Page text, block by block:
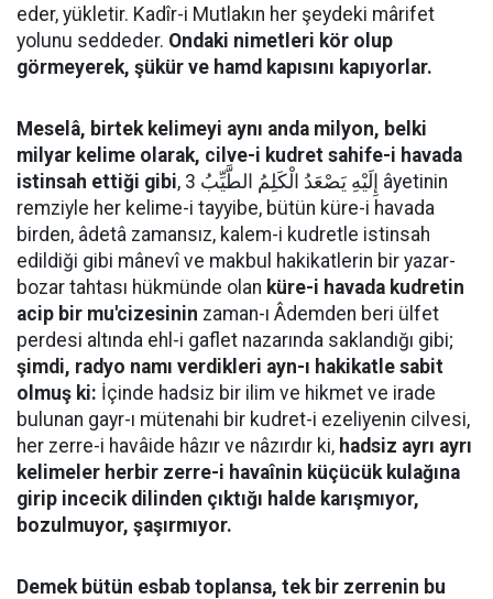
eder, yükletir. Kadîr-i Mutlakın her şeydeki mârifet
yolunu seddeder. Ondaki nimetleri kör olup
görmeyerek, şükür ve hamd kapısını kapıyorlar.
Meselâ, birtek kelimeyi aynı anda milyon, belki
milyar kelime olarak, cilve-i kudret sahife-i havada
istinsah ettiği gibi, إِلَيْهِ يَصْعَدُ الْكَلِمُ الطَّيِّبُ 3 âyetinin
remziyle her kelime-i tayyibe, bütün küre-i havada
birden, âdetâ zamansız, kalem-i kudretle istinsah
edildiği gibi mânevî ve makbul hakikatlerin bir yazar-
bozar tahtası hükmünde olan küre-i havada kudretin
acip bir mu'cizesinin zaman-ı Âdemden beri ülfet
perdesi altında ehl-i gaflet nazarında saklandığı gibi;
şimdi, radyo namı verdikleri ayn-ı hakikatle sabit
olmuş ki: İçinde hadsiz bir ilim ve hikmet ve irade
bulunan gayr-ı mütenahi bir kudret-i ezeliyenin cilvesi,
her zerre-i havâide hâzır ve nâzırdır ki, hadsiz ayrı ayrı
kelimeler herbir zerre-i havaînin küçücük kulağına
girip incecik dilinden çıktığı halde karışmıyor,
bozulmuyor, şaşırmıyor.
Demek bütün esbab toplansa, tek bir zerrenin bu